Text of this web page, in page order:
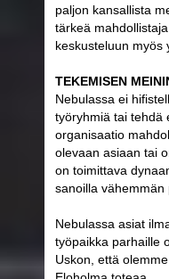
paljon kansallista
tärkeä
keskusteluun myös
TEKEMISEN
Nebulassa ei
työryhmiä tai tehdä
organisaatio
olevaan asiaan tai
on toimittava
sanoilla vähemmän
Nebulassa asiat
työpaikka parhaille
Uskon, että